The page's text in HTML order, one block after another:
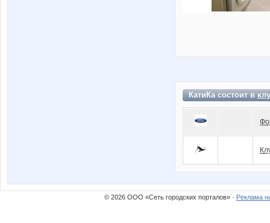
КатиКа состоит в
© 2026 ООО «Сеть городских порталов» · Реклама